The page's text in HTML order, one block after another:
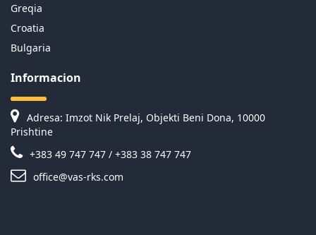
Greqia
Croatia
Bulgaria
Informacion
Adresa: Imzot Nik Prelaj, Objekti Beni Dona, 10000
Prishtine
+383 49 747 747 / +383 38 747 747
office@vas-rks.com